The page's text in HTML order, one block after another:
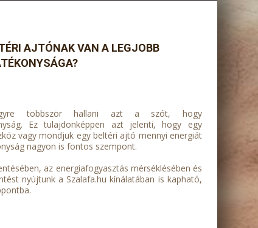
AJTÓNAK VAN A LEGJOBB
többször hallani azt a szót, hogy
Ez tulajdonképpen azt jelenti, hogy egy
vagy mondjuk egy beltéri ajtó mennyi energiát
nagyon is fontos szempont.
az energiafogyasztás mérséklésében és
nyújtunk a Szalafa.hu kínálatában is kapható,